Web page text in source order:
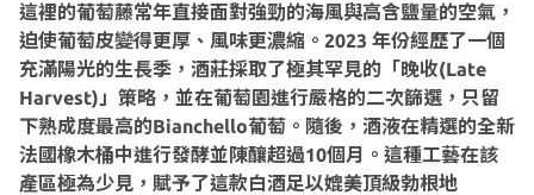
這裡的葡萄藤常年直接面對強勁的海風與高含鹽量的空氣，
迫使葡萄皮變得更厚、風味更濃縮。2023 年份經歷了一個
充滿陽光的生長季，酒莊採取了極其罕見的「晚收(Late
Harvest)」策略，並在葡萄園進行嚴格的二次篩選，只留
下熟成度最高的Bianchello葡萄。隨後，酒液在精選的全新
法國橡木桶中進行發酵並陳釀超過10個月。這種工藝在該
產區極為少見，賦予了這款白酒足以媲美頂級勃根地